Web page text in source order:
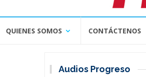
QUIENES SOMOS CONTÁCTENOS
Audios Progreso